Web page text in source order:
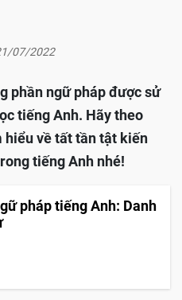
07/2022
phần ngữ pháp được sử
tiếng Anh. Hãy theo
hiểu về tất tần tật kiến
tiếng Anh nhé!
pháp tiếng Anh: Danh